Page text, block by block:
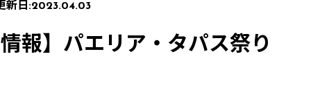
新日:2023.04.03
報】パエリア・タパス祭り